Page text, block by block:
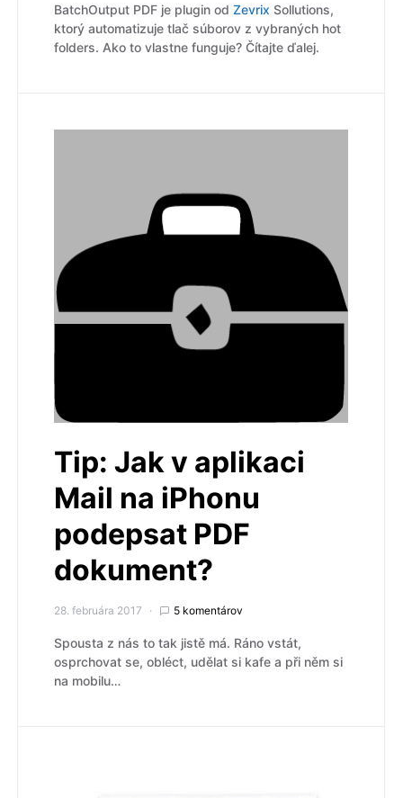
BatchOutput PDF je plugin od Zevrix Sollutions,
ktorý automatizuje tlač súborov z vybraných hot
folders. Ako to vlastne funguje? Čítajte ďalej.
Tip: Jak v aplikaci
Mail na iPhonu
podepsat PDF
dokument?
28. februára 2017 5 komentárov
Spousta z nás to tak jistě má. Ráno vstát,
osprchovat se, obléct, udělat si kafe a při něm si
na mobilu…